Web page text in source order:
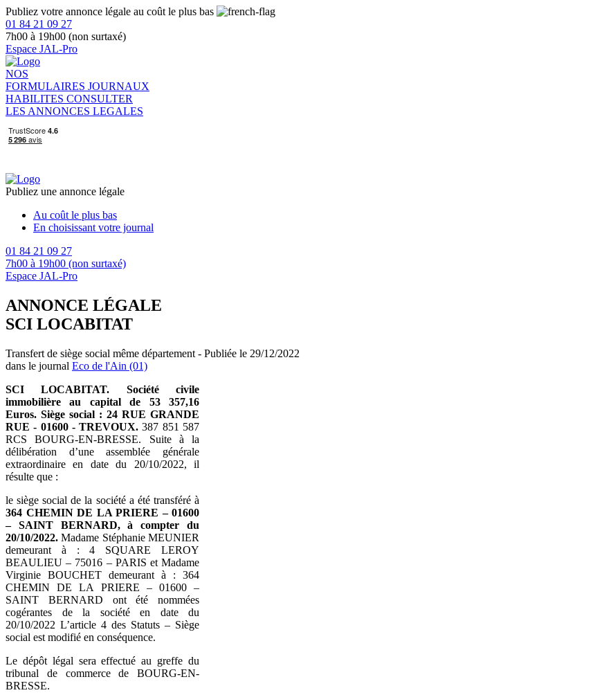
Publiez votre annonce légale au coût le plus bas
01 84 21 09 27
7h00 à 19h00 (non surtaxé)
Espace JAL-Pro
NOS
FORMULAIRES JOURNAUX
HABILITES CONSULTER
LES ANNONCES LEGALES
Publiez une annonce légale
Au coût le plus bas
En choisissant votre journal
01 84 21 09 27
7h00 à 19h00 (non surtaxé)
Espace JAL-Pro
ANNONCE LÉGALE
SCI LOCABITAT
Transfert de siège social même département - Publiée le 29/12/2022
dans le journal Eco de l'Ain (01)
SCI LOCABITAT. Société civile
immobilièreau capital de 53 357,16
Euros. Siège social : 24 RUE GRANDE
RUE - 01600 - TREVOUX.387 851 587
RCS BOURG-EN-BRESSE. Suite à la
délibération d’une assemblée générale
extraordinaire en date du 20/10/2022, il
résulte que :
le siège social de la société a été transféré à
364 CHEMIN DE LA PRIERE – 01600
– SAINT BERNARD, à compter du
20/10/2022.Madame Stéphanie MEUNIER
demeurant à : 4 SQUARE LEROY
BEAULIEU – 75016 – PARIS et Madame
Virginie BOUCHET demeurant à : 364
CHEMIN DE LA PRIERE – 01600 –
SAINT BERNARD ont été nommées
cogérantes de la société en date du
20/10/2022 L’article 4 des Statuts – Siège
social est modifié en conséquence.
Le dépôt légal sera effectué au greffe du
tribunal de commerce de BOURG-EN-
BRESSE.